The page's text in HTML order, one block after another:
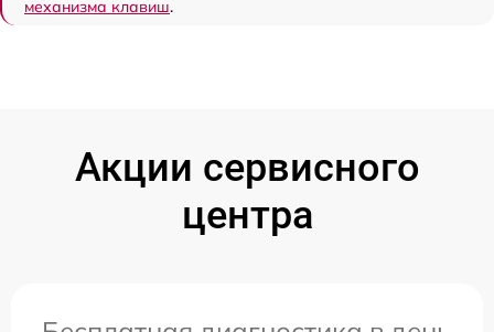
механизма клавиш.
Акции сервисного
центра